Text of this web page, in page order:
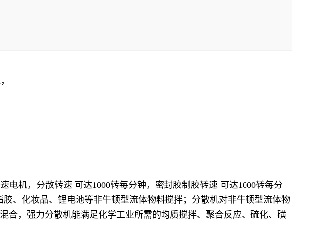
电机，分散转速 可达1000转每分钟，密封胶制胶转速 可达1000转每分
、化妆品、锂电池等非牛顿型流体物料搅拌；分散机对非牛顿型流体物
合，强力分散机能满足化学工业所需的均质搅拌、聚合反应、硫化、磺